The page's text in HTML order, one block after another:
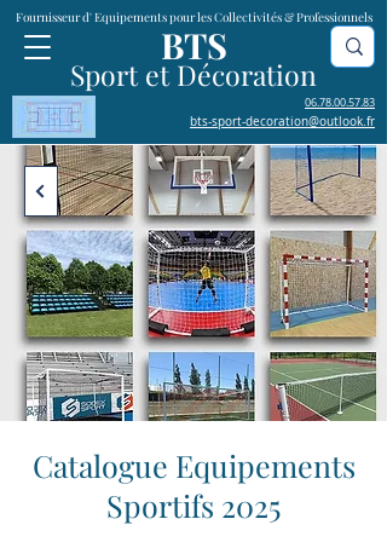
Fournisseur d' Equipements pour les Collectivités & Professionnels
BTS
Sport et Décoration
bts-sport-decoration@outlook.fr
06.78.00.57.83
Catalogue Equipements
Sportifs 2025